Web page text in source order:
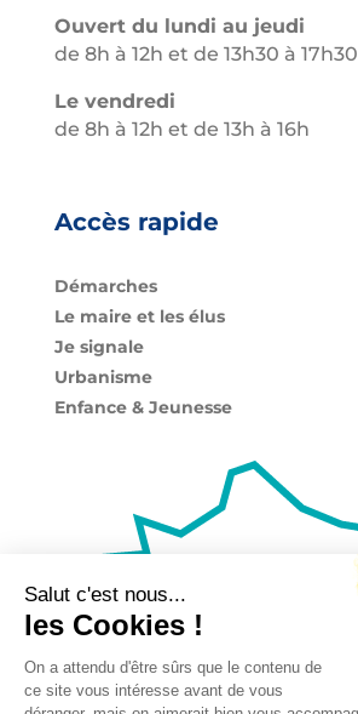
Ouvert du lundi au jeudi
de 8h à 12h et de 13h30 à 17h30
Le vendredi
de 8h à 12h et de 13h à 16h
Accès rapide
Démarches
Le maire et les élus
Je signale
Urbanisme
Enfance & Jeunesse